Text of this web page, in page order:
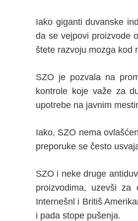
Iako giganti duvanske
da se vejpovi proizvode
štete razvoju mozga kod
SZO je pozvala na
kontrole koje važe za
upotrebe na javnim
Iako, SZO nema
preporuke se često
SZO i neke druge
proizvodima, uzevši
Internešnl i Britiš
i pada stope pušenja.